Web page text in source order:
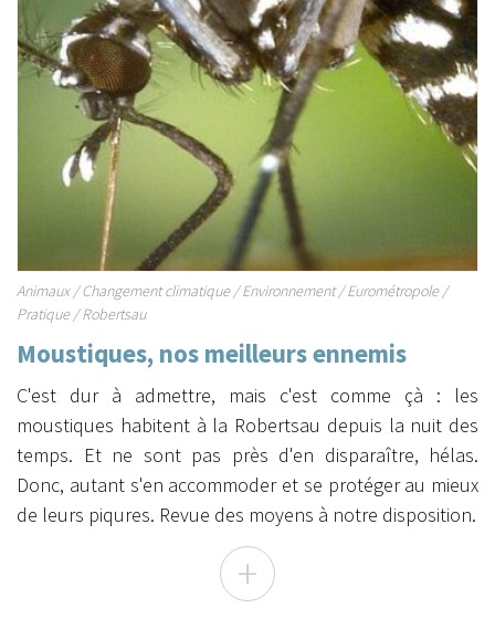
Animaux/Changement climatique/Environnement/Eurométropole/
Pratique/Robertsau
Moustiques, nos meilleurs ennemis
C'est dur à admettre, mais c'est comme çà : les
moustiques habitent à la Robertsau depuis la nuit des
temps. Et ne sont pas près d'en disparaître, hélas.
Donc, autant s'en accommoder et se protéger au mieux
de leurs piqures. Revue des moyens à notre disposition.
+